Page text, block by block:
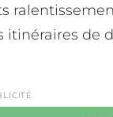
itinéraires de